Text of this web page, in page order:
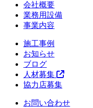
会社概要
業務用設備
事業内容
施工事例
お知らせ
ブログ
人材募集
協力店募集
お問い合わせ